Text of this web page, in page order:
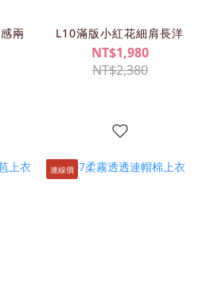
兩
L10滿版小紅花細肩長洋
NT$1,980
NT$2,380
連線價